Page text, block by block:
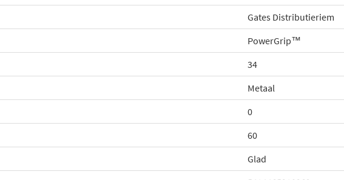
Gates Distributieriem
PowerGrip™
34
Metaal
0
60
Glad